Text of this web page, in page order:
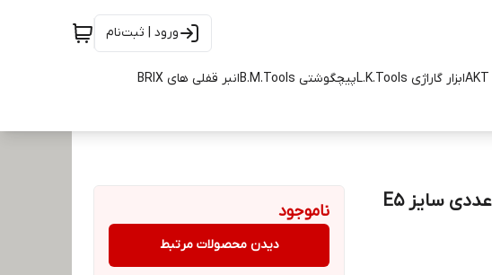
ورود | ثبت‌نام
ابزار گاراژی L.K.Tools پیچگوشتی B.M.Tools
انبر قفلی های BRIX
ناموجود
دیدن محصولات مرتبط